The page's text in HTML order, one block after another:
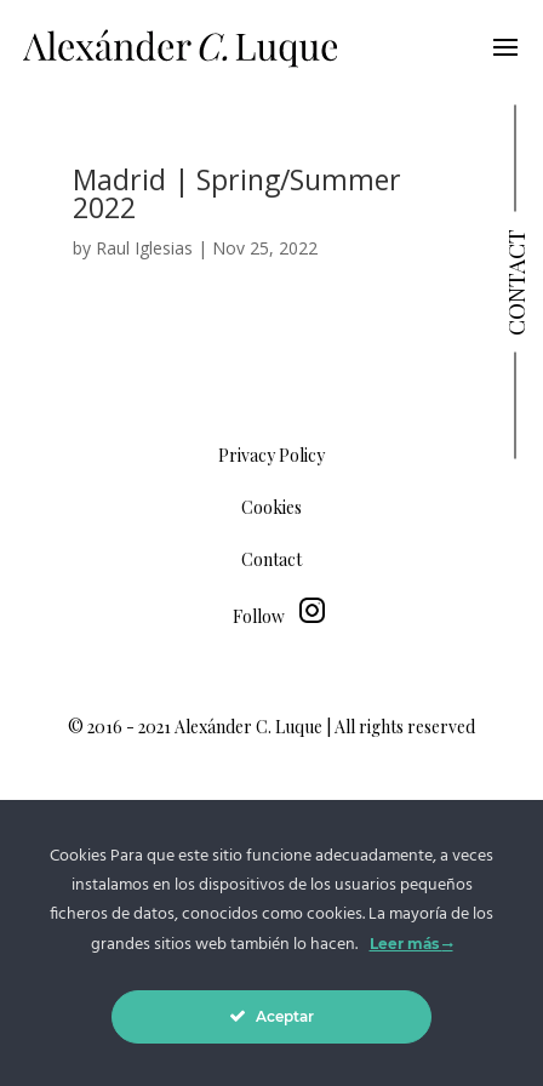
CONTACT
Madrid | Spring/Summer
2022
by Raul Iglesias | Nov 25, 2022
Privacy Policy
Cookies
Contact
Follow
© 2016 - 2021 Alexánder C. Luque | All rights reserved
Cookies Para que este sitio funcione adecuadamente, a veces
instalamos en los dispositivos de los usuarios pequeños
ficheros de datos, conocidos como cookies. La mayoría de los
grandes sitios web también lo hacen.
Leer más
Aceptar